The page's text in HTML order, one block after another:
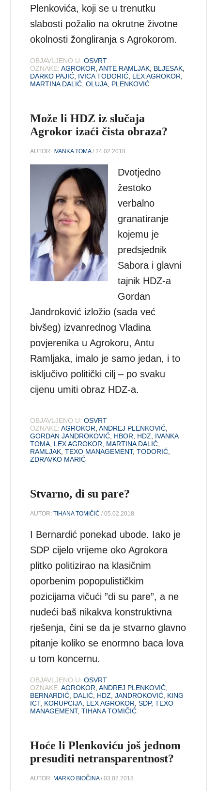
Plenkovića, koji se u trenutku
slabosti požalio na okrutne životne
okolnosti žongliranja s Agrokorom.
OBJAVLJENO U: OSVRT
OZNAKE: AGROKOR ,ANTE RAMLJAK BLJESAK
DARKO PAJIĆ IVICA TODORIĆ LEX AGROKOR
MARTINA DALIĆ ,OLUJA PLENKOVIĆ
Može li HDZ iz slučaja
Agrokor izaći čista obraza?
AUTOR: IVANKA TOMA/ 24.02.2018.
Dvotjedno
žestoko
verbalno
granatiranje
kojemu je
predsjednik
Sabora i glavni
tajnik HDZ-a
Gordan
Jandroković izložio (sada već
bivšeg) izvanrednog Vladina
povjerenika u Agrokoru, Antu
Ramljaka, imalo je samo jedan, i to
isključivo politički cilj – po svaku
cijenu umiti obraz HDZ-a.
OBJAVLJENO U: OSVRT
OZNAKE: AGROKOR ,ANDREJ PLENKOVIĆ
GORDAN JANDROKOVIĆ HBOR HDZ
IVANKA
TOMA LEX AGROKOR MARTINA DALIĆ
RAMLJAK ,TEXO MANAGEMENT,TODORIĆ
ZDRAVKO MARIĆ
Stvarno, di su pare?
AUTOR:TIHANA TOMIČIĆ / 05.02.2018.
I Bernardić ponekad ubode. Iako je
SDP cijelo vrijeme oko Agrokora
plitko politizirao na klasičnim
oporbenim popopulističkim
pozicijama vičući ”di su pare”, a ne
nudeći baš nikakva konstruktivna
rješenja, čini se da je stvarno glavno
pitanje koliko se enormno baca lova
u tom koncernu.
OBJAVLJENO U: OSVRT
OZNAKE: AGROKOR ,ANDREJ PLENKOVIĆ
BERNARDIĆ DALIĆ HDZ ,JANDROKOVIĆ KING
ICT, KORUPCIJA LEX AGROKOR ,SDP,TEXO
MANAGEMENT,TIHANA TOMIČIĆ
Hoće li Plenkoviću još jednom
presuditi netransparentnost?
AUTOR: MARKO BIOČINA/ 03.02.2018.